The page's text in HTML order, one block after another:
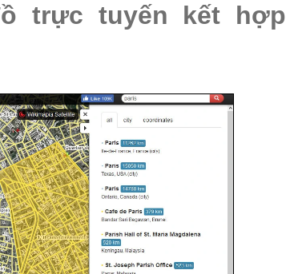
trực tuyến kết hợp